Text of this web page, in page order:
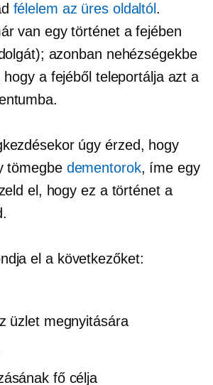
félelem az üres oldaltól .
van egy történet a fejében
azonban nehézségekbe
a fejéből teleportálja azt a
úgy érzed, hogy
tömegbe dementorok, íme egy
el, hogy ez a történet a
el a következőket:
üzlet megnyitására
fő célja